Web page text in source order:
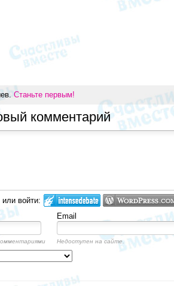
Станьте первым!
комментарий
или войти:
Email
Недоступен на сайте.